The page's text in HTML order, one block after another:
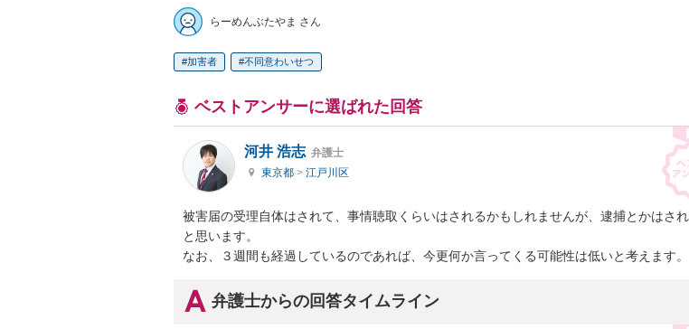
らーめんぶたやま さん
加害者 不同意わいせつ
ベストアンサーに選ばれた回答
河井 浩志 弁護士
東京都 > 江戸川区
被害届の受理自体はされて、事情聴取くらいはされるかもしれませんが、逮捕とかはさ
と思います。
なお、３週間も経過しているのであれば、今更何か言ってくる可能性は低いと考えます。
弁護士からの回答タイムライン